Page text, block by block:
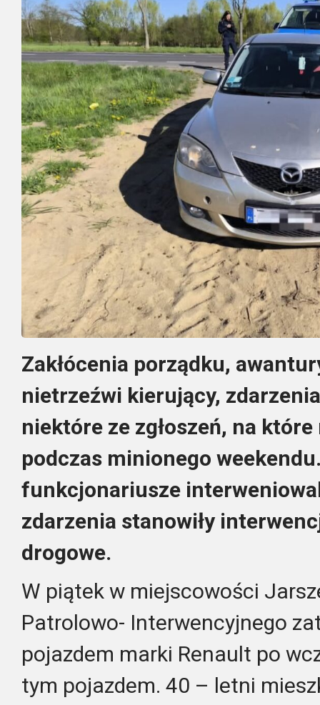
Zakłócenia porządku,
nietrzeźwi kierujący,
niektóre ze zgłoszeń, na
podczas minionego
funkcjonariusze
zdarzenia stanowiły
drogowe.
W piątek w miejscowości
Patrolowo- Interwencyjnego
pojazdem marki Renault po
tym pojazdem. 40 – letni